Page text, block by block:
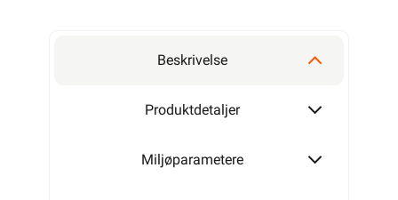
Beskrivelse
Produktdetaljer
Miljøparametere